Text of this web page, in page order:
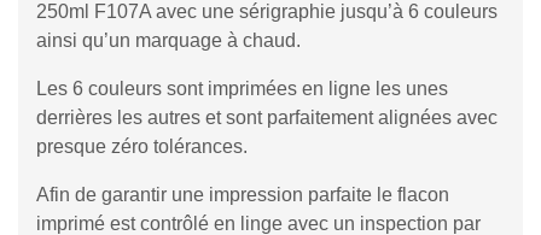
250ml F107A avec une sérigraphie jusqu’à 6 couleurs
ainsi qu’un marquage à chaud.
Les 6 couleurs sont imprimées en ligne les unes
derrières les autres et sont parfaitement alignées avec
presque zéro tolérances.
Afin de garantir une impression parfaite le flacon
imprimé est contrôlé en linge avec un inspection par